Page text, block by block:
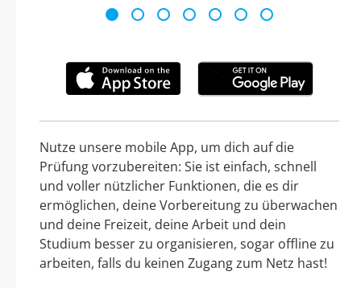
Nutze unsere mobile App, um dich auf die
Prüfung vorzubereiten: Sie ist einfach, schnell
und voller nützlicher Funktionen, die es dir
ermöglichen, deine Vorbereitung zu überwachen
und deine Freizeit, deine Arbeit und dein
Studium besser zu organisieren, sogar offline zu
arbeiten, falls du keinen Zugang zum Netz hast!